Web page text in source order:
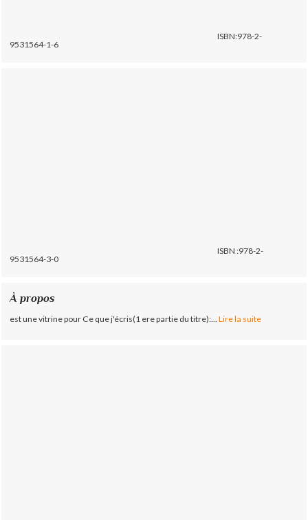
ISBN:978-2-
9531564-1-6
ISBN :978-2-
9531564-3-0
À propos
est une vitrine pour Ce que j'écris(1 ere partie du titre):... Lire la suite